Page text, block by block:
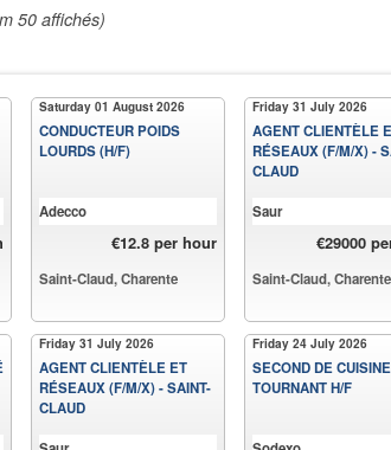
50 affichés)
Saturday 01 August 2026
CONDUCTEUR POIDS
LOURDS (H/F)
Adecco
€12.8 per hour
Saint-Claud, Charente
Friday 31 July 2026
AGENT CLIENTÈLE ET
RÉSEAUX (F/M/X) - SAINT-
CLAUD
Friday 31 July 2026
AGENT CLIENTÈLE
RÉSEAUX (F/M/X) -
CLAUD
Saur
€29000
Saint-Claud, Charente
Friday 24 July 2026
SECOND DE CUISINE
TOURNANT H/F